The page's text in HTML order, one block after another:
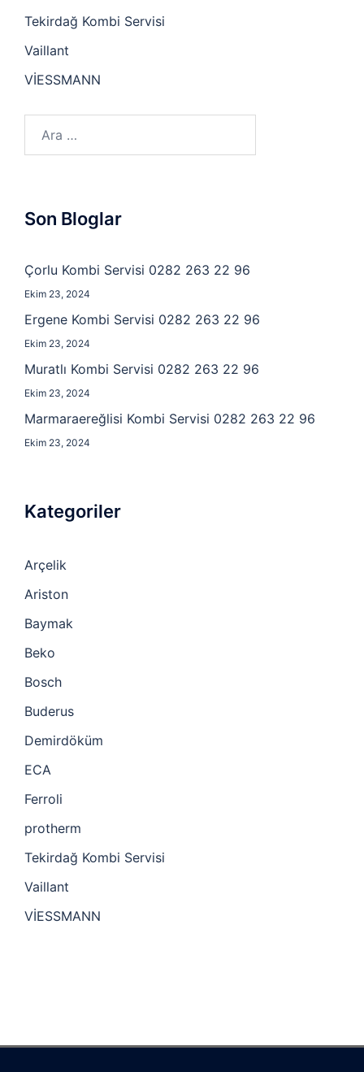
Tekirdağ Kombi Servisi
Vaillant
VİESSMANN
Son Bloglar
Çorlu Kombi Servisi 0282 263 22 96
Ekim 23, 2024
Ergene Kombi Servisi 0282 263 22 96
Ekim 23, 2024
Muratlı Kombi Servisi 0282 263 22 96
Ekim 23, 2024
Marmaraereğlisi Kombi Servisi 0282 263 22 96
Ekim 23, 2024
Kategoriler
Arçelik
Ariston
Baymak
Beko
Bosch
Buderus
Demirdöküm
ECA
Ferroli
protherm
Tekirdağ Kombi Servisi
Vaillant
VİESSMANN